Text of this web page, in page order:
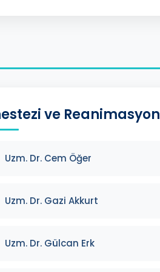
ve Reanimasyon
Uzm. Dr. Cem Öğer
Uzm. Dr. Gazi Akkurt
Uzm. Dr. Gülcan Erk